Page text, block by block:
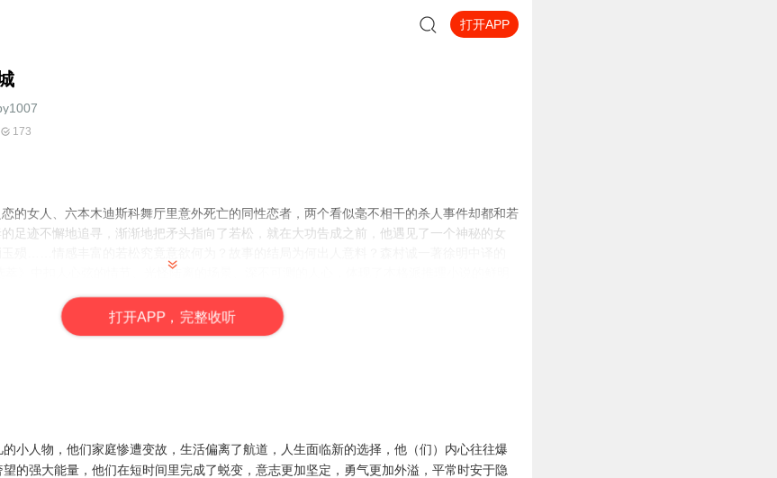
打开APP
173
的女人、六本木迪斯科舞厅里意外死亡的同性恋者，两个看似毫不相干的杀人事件却都和若
足迹不懈地追寻，渐渐地把矛头指向了若松，就在大功告成之前，他遇见了一个神秘的女
萃》中扣人心弦的情节、光怪陆离的场景、深不可测的人心，体现了本格派推理小说的鲜明
打开APP，完整收听
小人物，他们家庭惨遭变故，生活偏离了航道，人生面临新的选择，他（们）内心往往爆
的强大能量，他们在短时间里完成了蜕变，意志更加坚定，勇气更加外溢，平常时安于隐